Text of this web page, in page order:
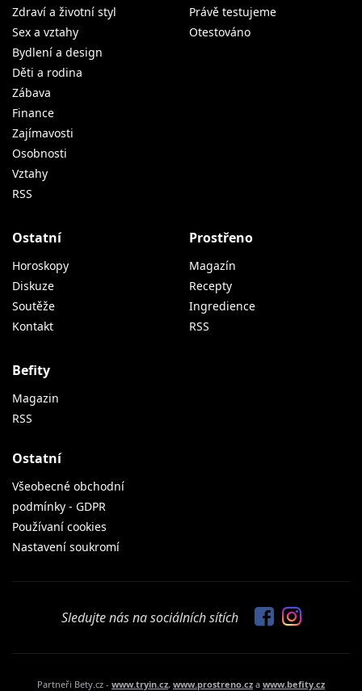
Zdraví a životní styl
Sex a vztahy
Bydlení a design
Děti a rodina
Zábava
Finance
Zajímavosti
Osobnosti
Vztahy
RSS
Právě testujeme
Otestováno
Ostatní
Horoskopy
Diskuze
Soutěže
Kontakt
Prostřeno
Magazín
Recepty
Ingredience
RSS
Befity
Magazin
RSS
Ostatní
Všeobecné obchodní
podmínky - GDPR
Používaní cookies
Nastavení soukromí
Sledujte nás na sociálních sítích
Partneři Bety.cz - www.tryin.cz, www.prostreno.cz a www.befity.cz